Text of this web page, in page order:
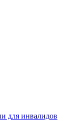
для инвалидов